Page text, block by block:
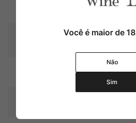
Graduação Alcóoli
Amadurecimento
Você é maior de
Não
Sim